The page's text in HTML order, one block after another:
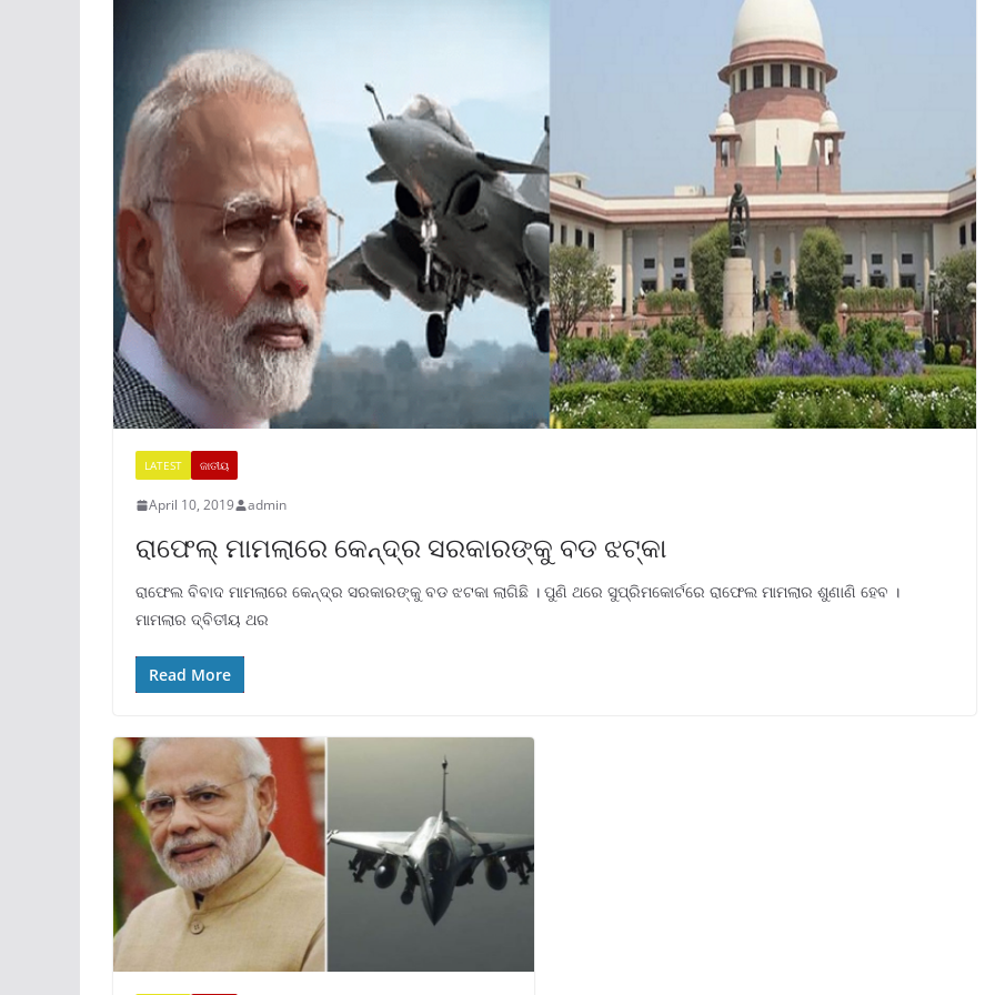
LATEST ଜାତୀୟ
April 10, 2019 admin
ରାଫେଲ୍ ମାମଲାରେ କେନ୍ଦ୍ର ସରକାରଙ୍କୁ ବଡ ଝଟ୍କା
ରାଫେଲ ବିବାଦ ମାମଲାରେ କେନ୍ଦ୍ର ସରକାରଙ୍କୁ ବଡ ଝଟକା ଲାଗିଛି । ପୁଣି ଥରେ ସୁପ୍ରିମକୋର୍ଟରେ ରାଫେଲ ମାମଲାର ଶୁଣାଣି ହେବ ।
ମାମଲାର ଦ୍ବିତୀୟ ଥର
Read More